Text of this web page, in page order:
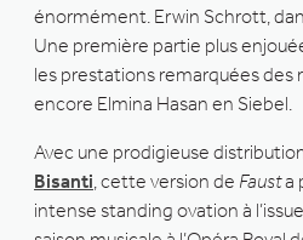
énormément. Erwin Schrott,
Une première partie plus
les prestations remarquées des
encore Elmina Hasan en Siebel.
Avec une prodigieuse
Bisanti, cette version de Fausta
intense standing ovation à